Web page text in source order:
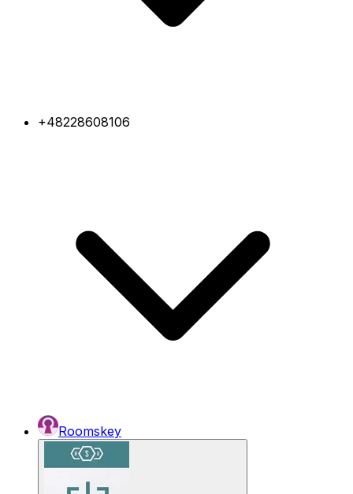
+48228608106
Roomskey